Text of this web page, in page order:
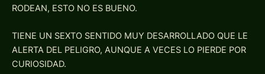
RODEAN, ESTO NO ES BUENO.
TIENE UN SEXTO SENTIDO MUY DESARROLLADO QUE LE
ALERTA DEL PELIGRO, AUNQUE A VECES LO PIERDE POR
CURIOSIDAD.